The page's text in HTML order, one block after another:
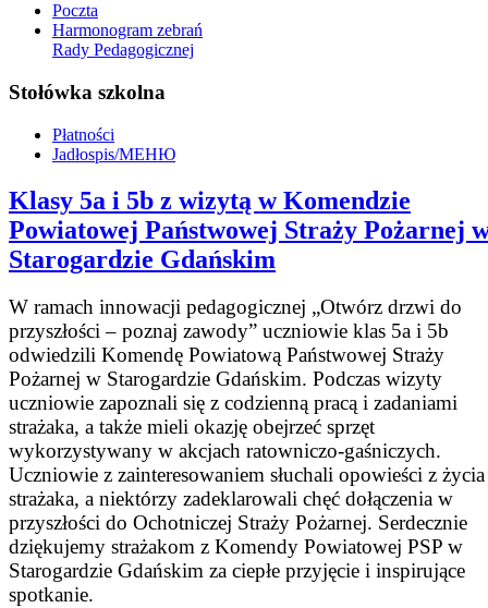
Poczta
Harmonogram zebrań
Rady Pedagogicznej
Stołówka szkolna
Płatności
Jadłospis/МЕНЮ
Klasy 5a i 5b z wizytą w Komendzie
Powiatowej Państwowej Straży Pożarnej
Starogardzie Gdańskim
W ramach innowacji pedagogicznej „Otwórz drzwi do
przyszłości – poznaj zawody” uczniowie klas 5a i 5b
odwiedzili Komendę Powiatową Państwowej Straży
Pożarnej w Starogardzie Gdańskim. Podczas wizyty
uczniowie zapoznali się z codzienną pracą i zadaniami
strażaka, a także mieli okazję obejrzeć sprzęt
wykorzystywany w akcjach ratowniczo-gaśniczych.
Uczniowie z zainteresowaniem słuchali opowieści z życia
strażaka, a niektórzy zadeklarowali chęć dołączenia w
przyszłości do Ochotniczej Straży Pożarnej. Serdecznie
dziękujemy strażakom z Komendy Powiatowej PSP w
Starogardzie Gdańskim za ciepłe przyjęcie i inspirujące
spotkanie.